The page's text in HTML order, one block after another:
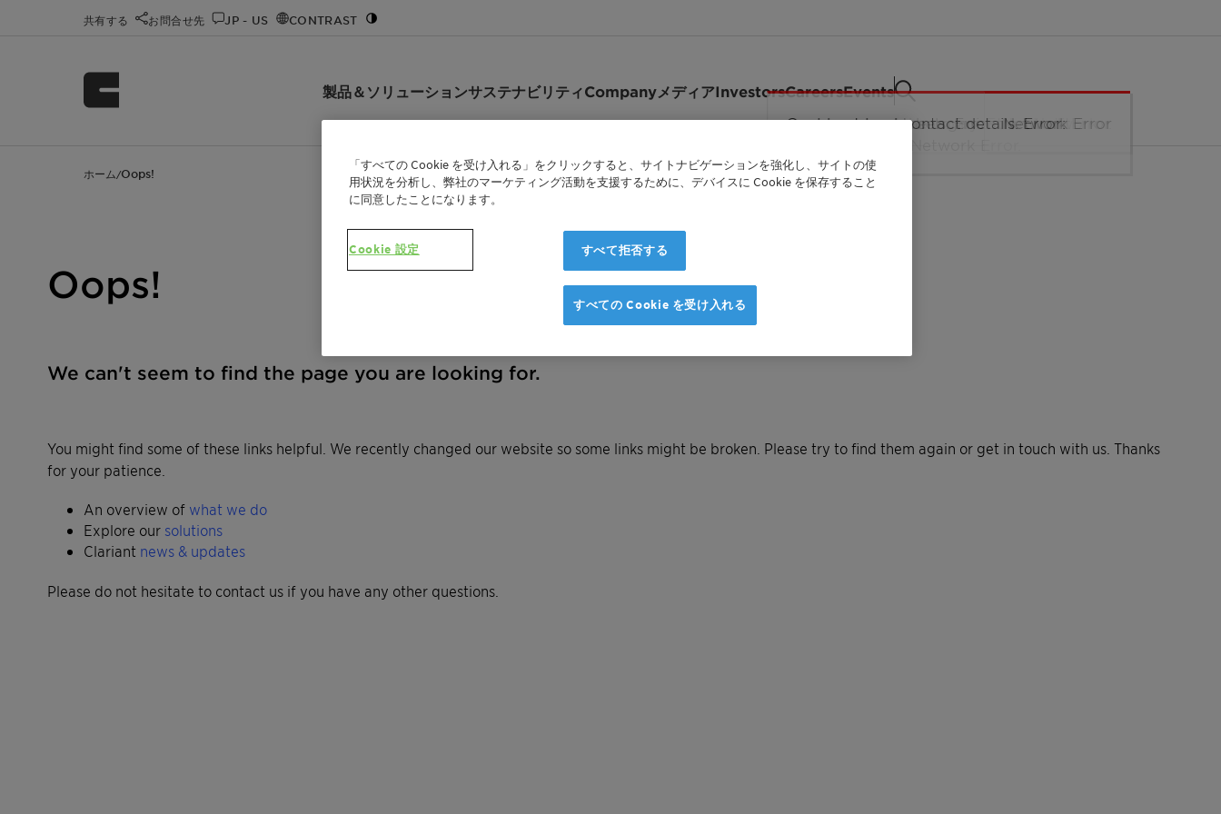
共有する お問合せ先 JP - US CONTRAST
製品＆ソリューションサステナビリティCompanyメディアInvestorsCareersEvents
ホーム /Oops!
Oops!
We can't seem to find the page you are looking for.
You might find some of these links helpful. We recently changed our website so some links might be broken. Please try to find them again or get in touch with us. Thanks
for your patience.
An overview of what we do
Explore our solutions
Clariant news & updates
Please do not hesitate to contact us if you have any other questions.
「すべての Cookie を受け入れる」をクリックすると、サイトナビゲーションを強化し、サイトの使
用状況を分析し、弊社のマーケティング活動を支援するために、デバイスに Cookie を保存すること
に同意したことになります。
Cookie 設定 すべて拒否する
すべての Cookie を受け入れる